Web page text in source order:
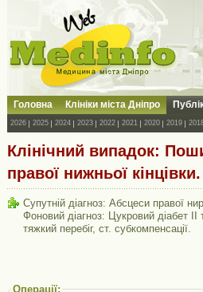
Головна Клініки міста Дніпро
2026 2025 2024 2023 2022 2021 2020 2019
Клінічний випадок:
правої нижньої кінцівки.
Супутній діагноз: Абсцеси правої
Фоновий діагноз: Цукровий діабет ІІ
тяжкий перебіг, ст. субкомпенсації.
Операції: